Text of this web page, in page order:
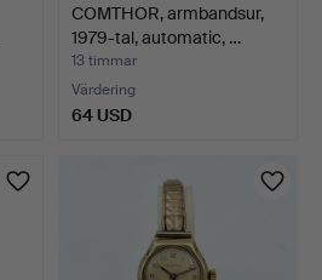
COMTHOR, armbandsur,
1979-tal, automatic, …
13 timmar
Värdering
64 USD